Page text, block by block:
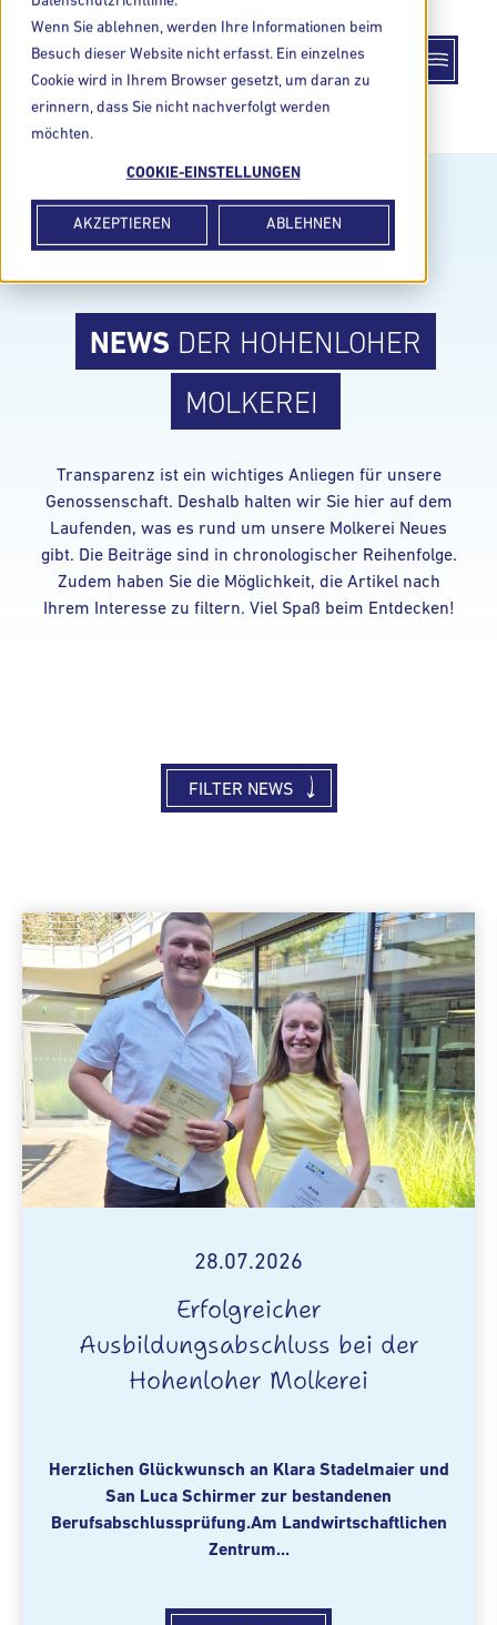
Wenn Sie ablehnen, werden Ihre Informationen beim
Besuch dieser Website nicht erfasst. Ein einzelnes
Cookie wird in Ihrem Browser gesetzt, um daran zu
erinnern, dass Sie nicht nachverfolgt werden
möchten.
COOKIE-EINSTELLUNGEN
AKZEPTIEREN ABLEHNEN
NEWS DER HOHENLOHER
MOLKEREI
Transparenz ist ein wichtiges Anliegen für unsere
Genossenschaft. Deshalb halten wir Sie hier auf dem
Laufenden, was es rund um unsere Molkerei Neues
gibt. Die Beiträge sind in chronologischer Reihenfolge.
Zudem haben Sie die Möglichkeit, die Artikel nach
Ihrem Interesse zu filtern. Viel Spaß beim Entdecken!
FILTER NEWS
28.07.2026
Erfolgreicher
Ausbildungsabschluss bei der
Hohenloher Molkerei
Herzlichen Glückwunsch an Klara Stadelmaier und
San Luca Schirmer zur bestandenen
Berufsabschlussprüfung.Am Landwirtschaftlichen
Zentrum...